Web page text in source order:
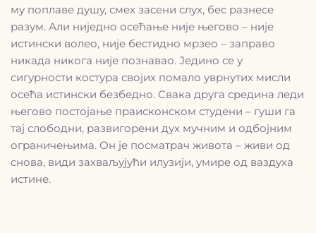
му поплаве душу, смех засени слух, бес разнесе
разум. Али ниједно осећање није његово – није
истински волео, није бестидно мрзео – заправо
никада никога није познавао. Једино се у
сигурности костура својих помало уврнутих мисли
осећа истински безбедно. Свака друга средина леди
његово постојање праисконском студени – гуши га
тај слободни, развигорени дух мучним и одбојним
ограничењима. Он је посматрач живота – живи од
снова, види захваљујући илузији, умире од ваздуха
истине.